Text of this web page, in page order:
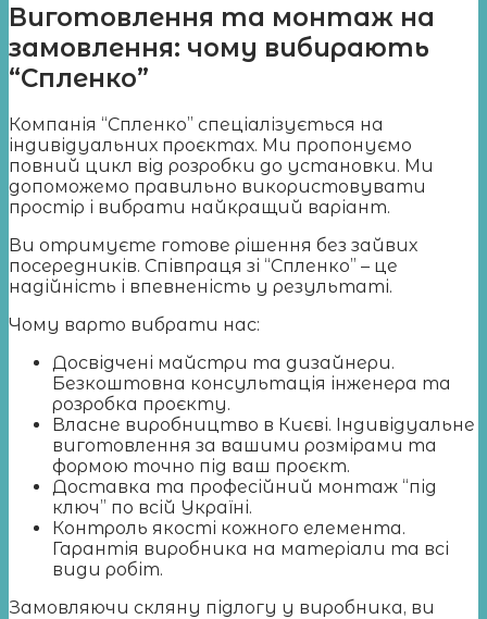
Виготовлення та монтаж на
замовлення: чому вибирають
“Спленко”
Компанія “Спленко” спеціалізується на
індивідуальних проєктах. Ми пропонуємо
повний цикл від розробки до установки. Ми
допоможемо правильно використовувати
простір і вибрати найкращий варіант.
Ви отримуєте готове рішення без зайвих
посередників. Співпраця зі “Спленко” – це
надійність і впевненість у результаті.
Чому варто вибрати нас:
Досвідчені майстри та дизайнери.
Безкоштовна консультація інженера та
розробка проєкту.
Власне виробництво в Києві. Індивідуальне
виготовлення за вашими розмірами та
формою точно під ваш проєкт.
Доставка та професійний монтаж “під
ключ” по всій Україні.
Контроль якості кожного елемента.
Гарантія виробника на матеріали та всі
види робіт.
Замовляючи скляну підлогу у виробника, ви